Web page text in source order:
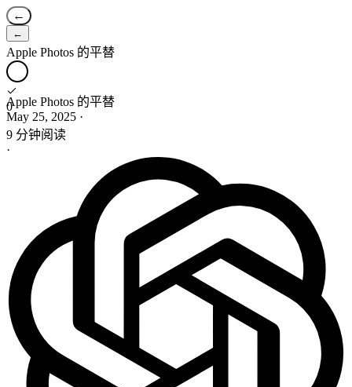
←
←
Apple Photos 的平替
0
Apple Photos 的平替
May 25, 2025 ·
9 分钟阅读
·